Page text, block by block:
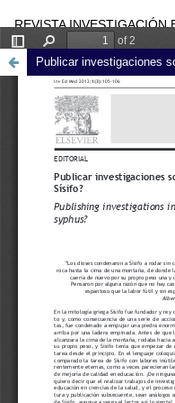
REVISTA INVESTIGACIÓN
trimestral editada por la